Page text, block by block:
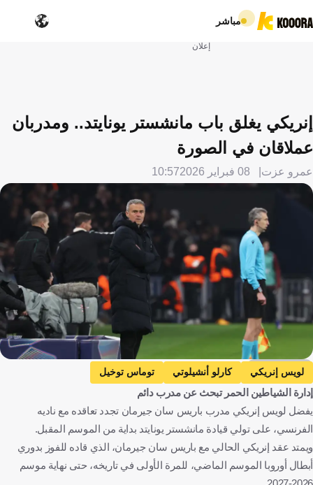
مباشر
إعلان
إنريكي يغلق باب مانشستر يونايتد.. ومدربان
عملاقان في الصورة
عمرو عزت 08 فبراير 2026 10:57
Getty Images
لويس إنريكي كارلو أنشيلوتي
توماس توخيل
مانشستر يونايتد
باريس سان جيرمان
ألمانيا
إنجلترا فرنسا كرة قدم
إدارة الشياطين الحمر تبحث عن مدرب دائم
يفضل لويس إنريكي مدرب باريس سان جيرمان تجدد تعاقده مع ناديه
الفرنسي، على تولي قيادة مانشستر يونايتد بداية من الموسم المقبل.
ويمتد عقد إنريكي الحالي مع باريس سان جيرمان، الذي قاده للفوز بدوري
أبطال أوروبا الموسم الماضي، للمرة الأولى في تاريخه، حتى نهاية موسم